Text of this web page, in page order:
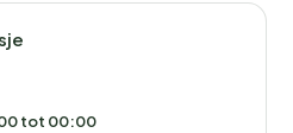
tot 00:00